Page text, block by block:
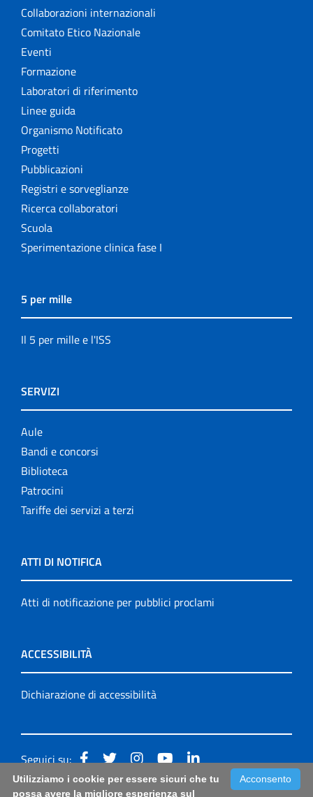
Collaborazioni internazionali
Comitato Etico Nazionale
Eventi
Formazione
Laboratori di riferimento
Linee guida
Organismo Notificato
Progetti
Pubblicazioni
Registri e sorveglianze
Ricerca collaboratori
Scuola
Sperimentazione clinica fase I
5 per mille
Il 5 per mille e l'ISS
SERVIZI
Aule
Bandi e concorsi
Biblioteca
Patrocini
Tariffe dei servizi a terzi
ATTI DI NOTIFICA
Atti di notificazione per pubblici proclami
ACCESSIBILITÀ
Dichiarazione di accessibilità
Seguici su:
Accessibilità: form di segnalazione di prima istanza per
Acconsento
Utilizziamo i cookie per essere sicuri che tu
possa avere la migliore esperienza sul